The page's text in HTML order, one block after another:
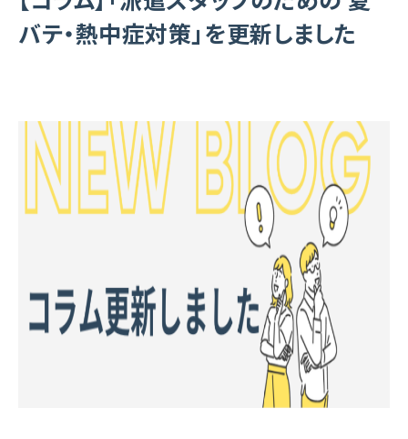
バテ・熱中症対策」を更新しました